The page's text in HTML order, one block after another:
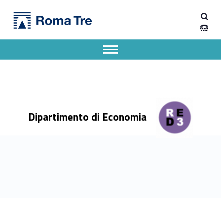
Scopri i nostri corsi di laurea magistrale - Dipartimento di Economia
Dipartimento di Economia
Apri il menu secondario
Header info sidebar